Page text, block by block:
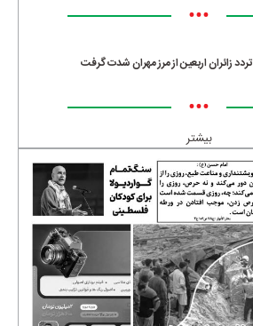
•••
تردد زائران اربعین از مرز مهران شدت گرفت
•••
بیشتر